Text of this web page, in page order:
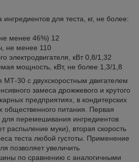
для теста, кг, не более:
менее 46%) 12
не менее 110
электродвигателя, кВт 0,8/1,32
мощность, кВт, не более 1,3/1,8
30 с двухскоростным двигателем
замеса дрожжевого и крутого
предприятиях, в кондитерских
общественного питания. Первая
для перемешивания ингредиентов
распыление муки), вторая скорость
теста любой густоты. Применение
позволяет увеличить
по сравнению с аналогичными